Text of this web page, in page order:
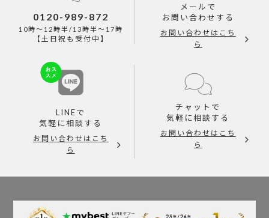
0120-989-872
10時～12時半/13時半～17時
【土日祝も受付中】
メールで
お問い合わせする
お問い合わせはこち
ら
LINEで
気軽に相談する
お問い合わせはこち
ら
チャットで
気軽に相談する
お問い合わせはこち
ら